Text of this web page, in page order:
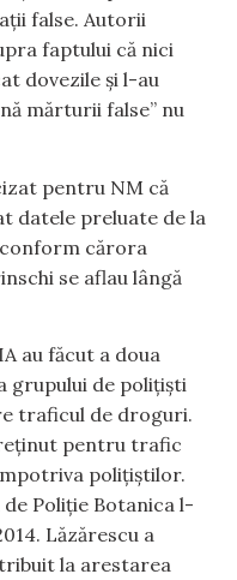
false. Autorii
faptului că nici
dovezile și l-au
mărturii false” nu
pentru NM că
datele preluate de la
cărora
se aflau lângă
au făcut a doua
grupului de polițiști
traficul de droguri.
reținut pentru trafic
polițiștilor.
Poliție Botanica l-
Lăzărescu a
la arestarea